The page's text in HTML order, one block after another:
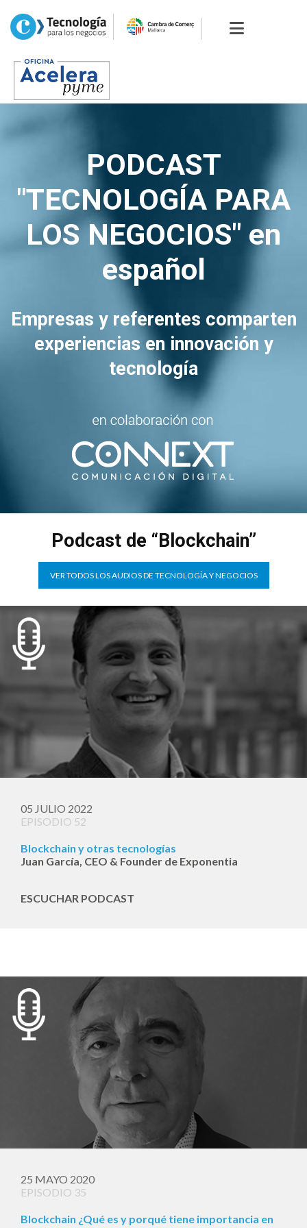
PODCAST
"TECNOLOGÍA PARA
LOS NEGOCIOS" en
español
Empresas y referentes comparten
experiencias en innovación y
tecnología
Podcast de “Blockchain”
VER TODOS LOS AUDIOS DE TECNOLOGÍA Y NEGOCIOS
05 JULIO 2022
EPISODIO 52
Blockchain y otras tecnologías
Juan García, CEO & Founder de Exponentia
ESCUCHAR PODCAST
25 MAYO 2020
EPISODIO 35
Blockchain ¿Qué es y porqué tiene importancia en